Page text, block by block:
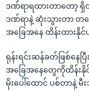
ဒဏ်ရာရထားတာတော့ ရှိ
ဒဏ်ရာနဲ့ ဆုံးသွားတာ တ
အခြေအနေ ထိန်းထားနိုင်ပါ
ရုန်းရင်းဆန်ခတ်ဖြစ်န
အခြေအနေတွေကိုထိန်း
မိုးပေါ်ထောင် ပစ်တာနဲ့